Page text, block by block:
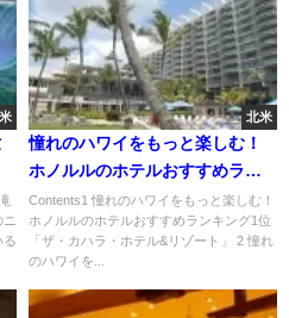
る
北米
憧れのハワイをもっと楽しむ！
ホノルルのホテルおすすめラン
キング
Contents1 憧れのハワイをもっと楽しむ！
ホノルルのホテルおすすめランキング1位
「ザ・カハラ・ホテル&リゾート」 2 憧れ
のハワイを...